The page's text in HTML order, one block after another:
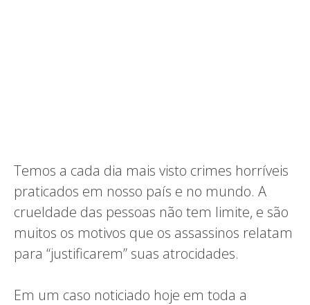
Temos a cada dia mais visto crimes horríveis
praticados em nosso país e no mundo. A
crueldade das pessoas não tem limite, e são
muitos os motivos que os assassinos relatam
para “justificarem” suas atrocidades.
Em um caso noticiado hoje em toda a